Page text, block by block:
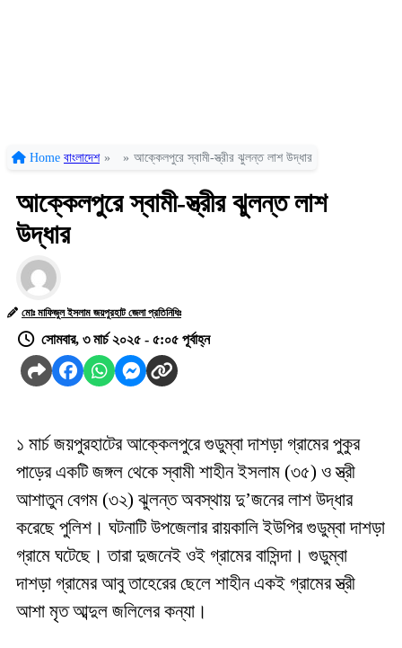
Home বাংলাদেশ » » আক্কেলপুরে স্বামী-স্ত্রীর ঝুলন্ত লাশ উদ্ধার
আক্কেলপুরে স্বামী-স্ত্রীর ঝুলন্ত লাশ
উদ্ধার
মোঃ মাফিজুল ইসলাম জয়পুরহাট জেলা প্রতিনিধিঃ
সোমবার, ৩ মার্চ ২০২৫ - ৫:০৫ পূর্বাহ্ন
১ মার্চ জয়পুরহাটের আক্কেলপুরে গুডুম্বা দাশড়া গ্রামের পুকুর
পাড়ের একটি জঙ্গল থেকে স্বামী শাহীন ইসলাম (৩৫) ও স্ত্রী
আশাতুন বেগম (৩২) ঝুলন্ত অবস্থায় দু’জনের লাশ উদ্ধার
করেছে পুলিশ। ঘটনাটি উপজেলার রায়কালি ইউপির গুডুম্বা দাশড়া
গ্রামে ঘটেছে। তারা দুজনেই ওই গ্রামের বাসিন্দা। গুডুম্বা
দাশড়া গ্রামের আবু তাহেরের ছেলে শাহীন একই গ্রামের স্ত্রী
আশা মৃত আব্দুল জলিলের কন্যা।